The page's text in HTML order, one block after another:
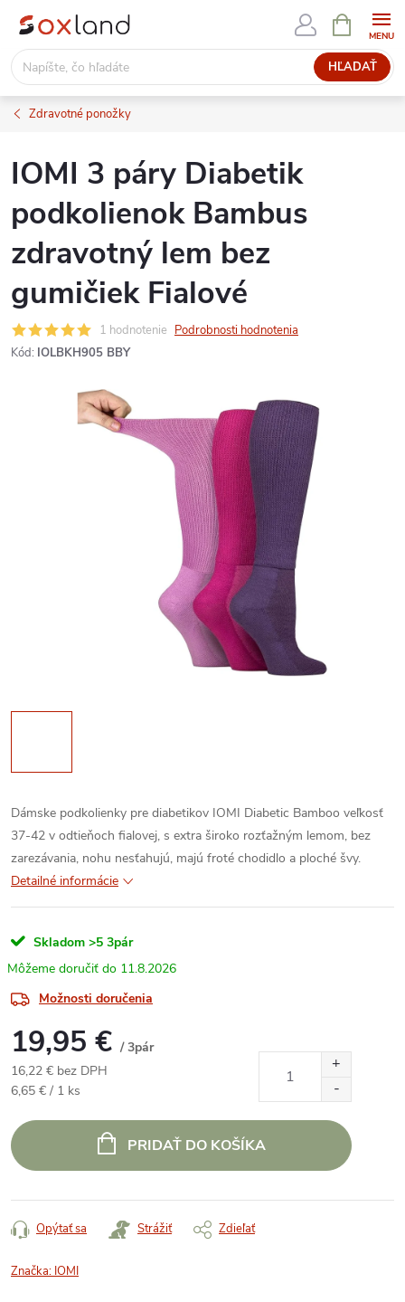
Prejsť
obsah
HĽADAŤ
KOŠÍK
Zdravotné ponožky
IOMI 3 páry Diabetik
podkolienok Bambus
zdravotný lem bez
gumičiek Fialové
1 hodnotenie Podrobnosti hodnotenia
Kód: IOLBKH905 BBY
Dámske podkolienky pre diabetikov IOMI Diabetic Bamboo veľkosť
37-42 v odtieňoch fialovej, s extra široko rozťažným lemom, bez
zarezávania, nohu nesťahujú, majú froté chodidlo a ploché švy.
Detailné informácie
Skladom >5 3pár
11.8.2026
Možnosti doručenia
19,95 € / 3pár
16,22 € bez DPH
Jednotková
6,65 € / 1 ks
PRIDAŤ DO KOŠÍKA
Opýtať sa Strážiť Zdieľať
Značka: IOMI